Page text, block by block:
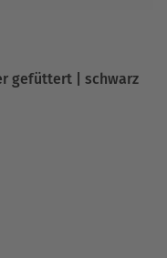
gefüttert | schwarz